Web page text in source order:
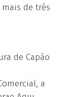
de três
de Capão
a